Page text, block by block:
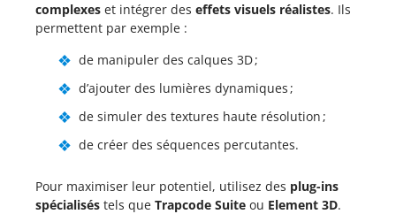
complexes et intégrer des effets visuels réalistes. Ils
permettent par exemple :
de manipuler des calques 3D ;
d’ajouter des lumières dynamiques ;
de simuler des textures haute résolution ;
de créer des séquences percutantes.
Pour maximiser leur potentiel, utilisez des plug-ins
spécialisés tels que Trapcode Suite ou Element 3D.